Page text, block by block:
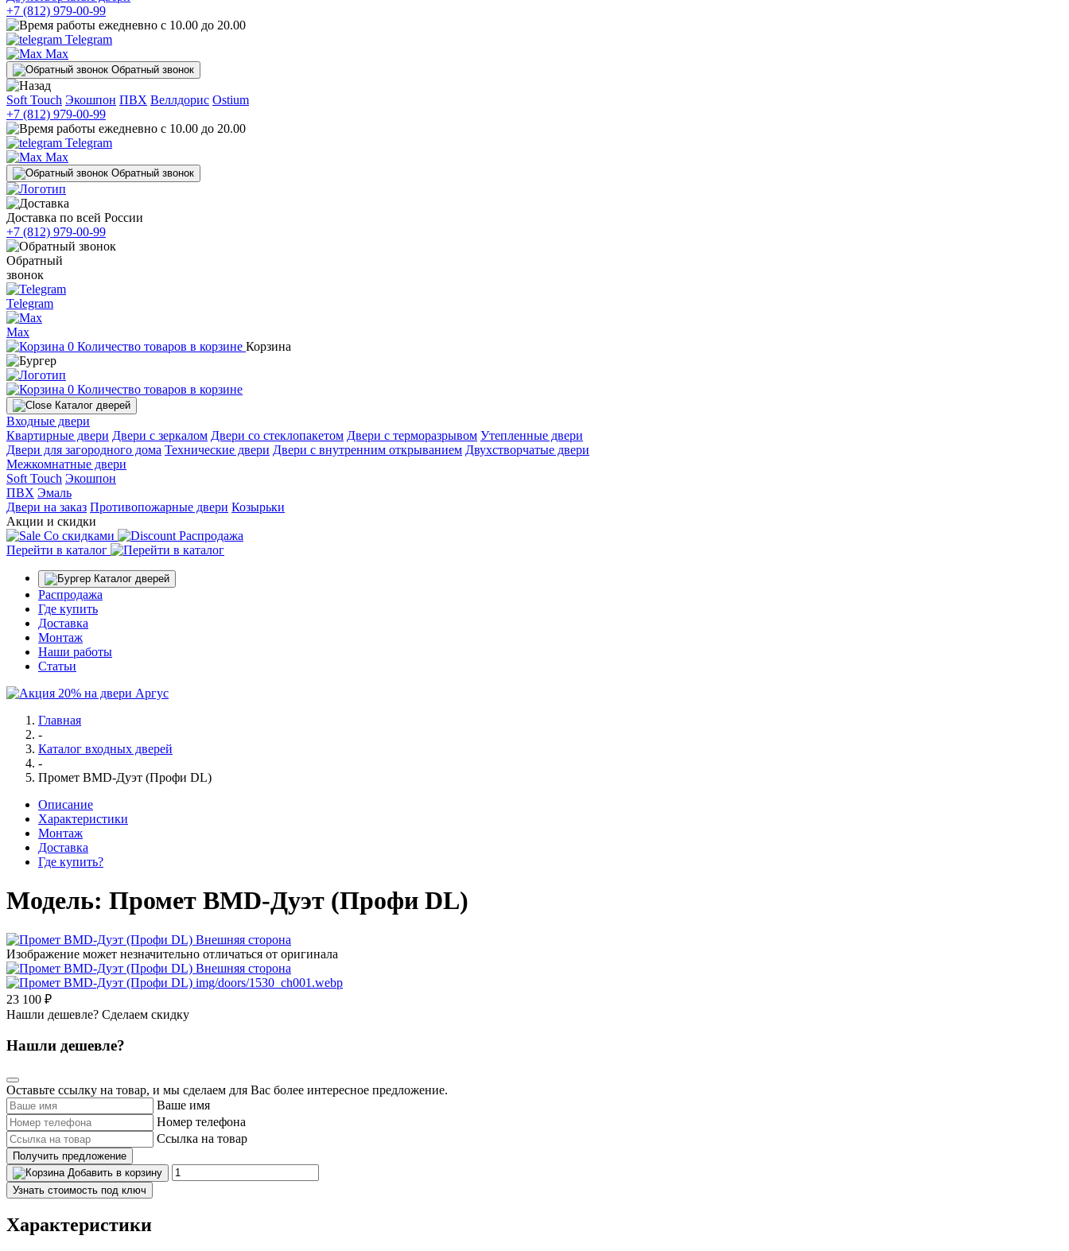
+7 (812) 979-00-99
ежедневно с 10.00 до 20.00
Telegram
Max
Обратный звонок
Soft Touch Экошпон ПВХ Веллдорис Ostium
+7 (812) 979-00-99
ежедневно с 10.00 до 20.00
Telegram
Max
Обратный звонок
Доставка по всей России
+7 (812) 979-00-99
Обратный
звонок
Telegram
Max
0 Количество товаров в корзине Корзина
0 Количество товаров в корзине
Каталог дверей
Входные двери
Квартирные двери Двери с зеркалом Двери со стеклопакетом Двери с терморазрывом Утепленные двери
Двери для загородного дома Технические двери Двери с внутренним открыванием Двухстворчатые двери
Межкомнатные двери
Soft Touch Экошпон
ПВХ Эмаль
Двери на заказ Противопожарные двери Козырьки
Акции и скидки
Со скидками
Распродажа
Перейти в каталог
Каталог дверей
Распродажа
Где купить
Доставка
Монтаж
Наши работы
Статьи
Главная
-
Каталог входных дверей
-
Промет BMD-Дуэт (Профи DL)
Описание
Характеристики
Монтаж
Доставка
Где купить?
Модель: Промет BMD-Дуэт (Профи DL)
Изображение может незначительно отличаться от оригинала
23 100 ₽
Нашли дешевле? Сделаем скидку
Нашли дешевле?
Оставьте ссылку на товар, и мы сделаем для Вас более интересное предложение.
Ваше имя
Номер телефона
Ссылка на товар
Получить предложение
Добавить в корзину
Узнать стоимость под ключ
Характеристики